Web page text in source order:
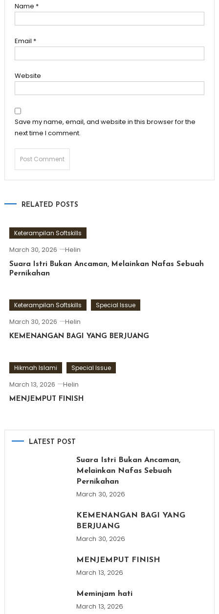
Name *
Email *
Website
Save my name, email, and website in this browser for the
next time I comment.
RELATED POSTS
Keterampilan Softskills
March 30, 2026 Helin
Suara Istri Bukan Ancaman, Melainkan Nafas Sebuah
Pernikahan
Keterampilan Softskills Special Issue
March 30, 2026 Helin
KEMENANGAN BAGI YANG BERJUANG
Hikmah Islami Special Issue
March 13, 2026 Helin
MENJEMPUT FINISH
LATEST POST
Suara Istri Bukan Ancaman,
Melainkan Nafas Sebuah
Pernikahan
March 30, 2026
KEMENANGAN BAGI YANG
BERJUANG
March 30, 2026
MENJEMPUT FINISH
March 13, 2026
Meminjam hati
March 13, 2026